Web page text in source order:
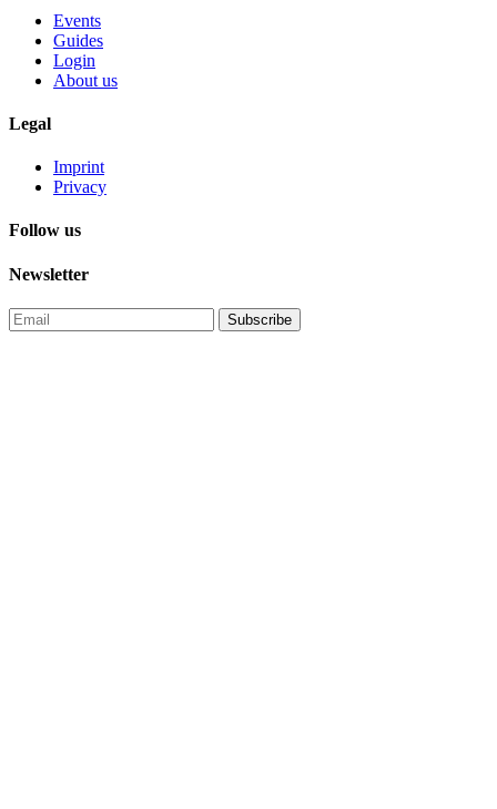
Events
Guides
Login
About us
Legal
Imprint
Privacy
Follow us
Newsletter
Subscribe